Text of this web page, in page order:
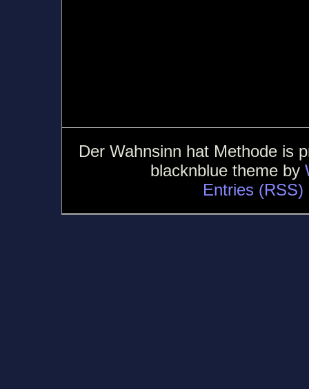
Der Wahnsinn hat Methode is
blacknblue theme by
Entries (RSS)